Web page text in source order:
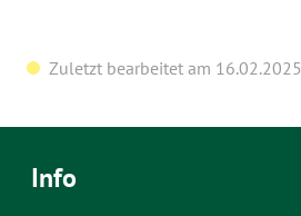
Zuletzt bearbeitet am 16.02.2025
Info